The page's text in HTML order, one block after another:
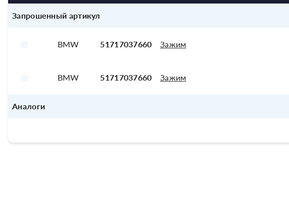
Запрошенный артикул
BMW 51717037660 Зажим
BMW 51717037660 Зажим
Аналоги